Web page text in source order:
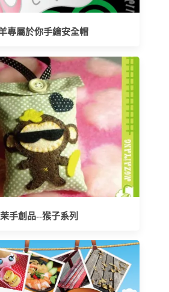
專屬於你手繪安全帽
手創品--猴子系列